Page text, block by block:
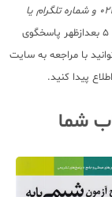
تلفن پشتیبانی 02166484008 و شماره تلگرام یا
می باشد که از ساعت 9 صبح تا 5 بعدازظهر پاسخگوی
با مراجعه به سایت
پیدا کنید.
شما